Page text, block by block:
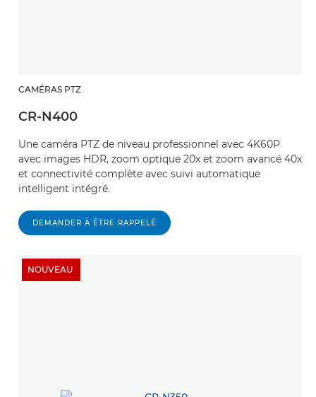
CAMÉRAS PTZ
CR-N400
Une caméra PTZ de niveau professionnel avec 4K60P
avec images HDR, zoom optique 20x et zoom avancé 40x
et connectivité complète avec suivi automatique
intelligent intégré.
DEMANDER À ÊTRE RAPPELÉ
NOUVEAU